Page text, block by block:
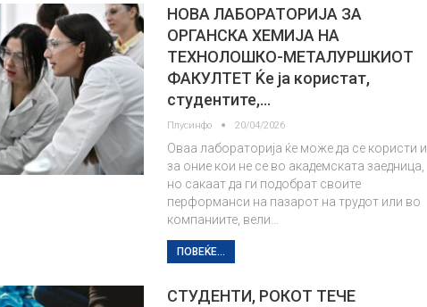
НОВА ЛАБОРАТОРИЈА ЗА
ОРГАНСКА ХЕМИЈА НА
ТЕХНОЛОШКО-МЕТАЛУРШКИОТ
ФАКУЛТЕТ Ќе ја користат,
студентите,…
Плусинфо 20/04/2026
Оваа лабораторија ќе може да се користи и
за оние кои не се во академската заедница,
но сакаат да ги подобрат своите
перформанси на пазарот на трудот или во
компаниите, вели…
ПОВЕЌЕ...
СТУДЕНТИ, РОКОТ ТЕЧЕ